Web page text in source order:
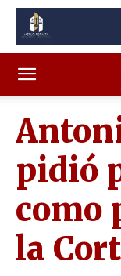
pidió
como
la